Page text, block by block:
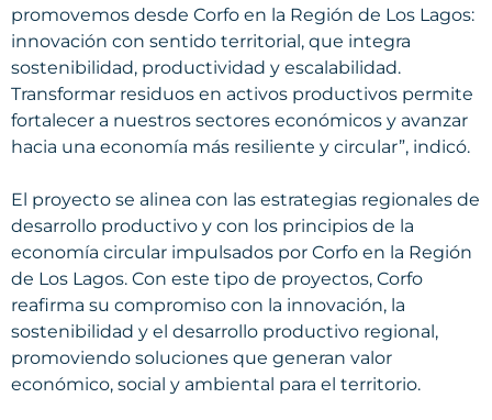
promovemos desde Corfo en la Región de Los Lagos:
innovación con sentido territorial, que integra
sostenibilidad, productividad y escalabilidad.
Transformar residuos en activos productivos permite
fortalecer a nuestros sectores económicos y avanzar
hacia una economía más resiliente y circular”, indicó.
El proyecto se alinea con las estrategias regionales de
desarrollo productivo y con los principios de la
economía circular impulsados por Corfo en la Región
de Los Lagos. Con este tipo de proyectos, Corfo
reafirma su compromiso con la innovación, la
sostenibilidad y el desarrollo productivo regional,
promoviendo soluciones que generan valor
económico, social y ambiental para el territorio.